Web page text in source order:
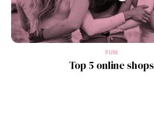
FUN
Top 5 online shops